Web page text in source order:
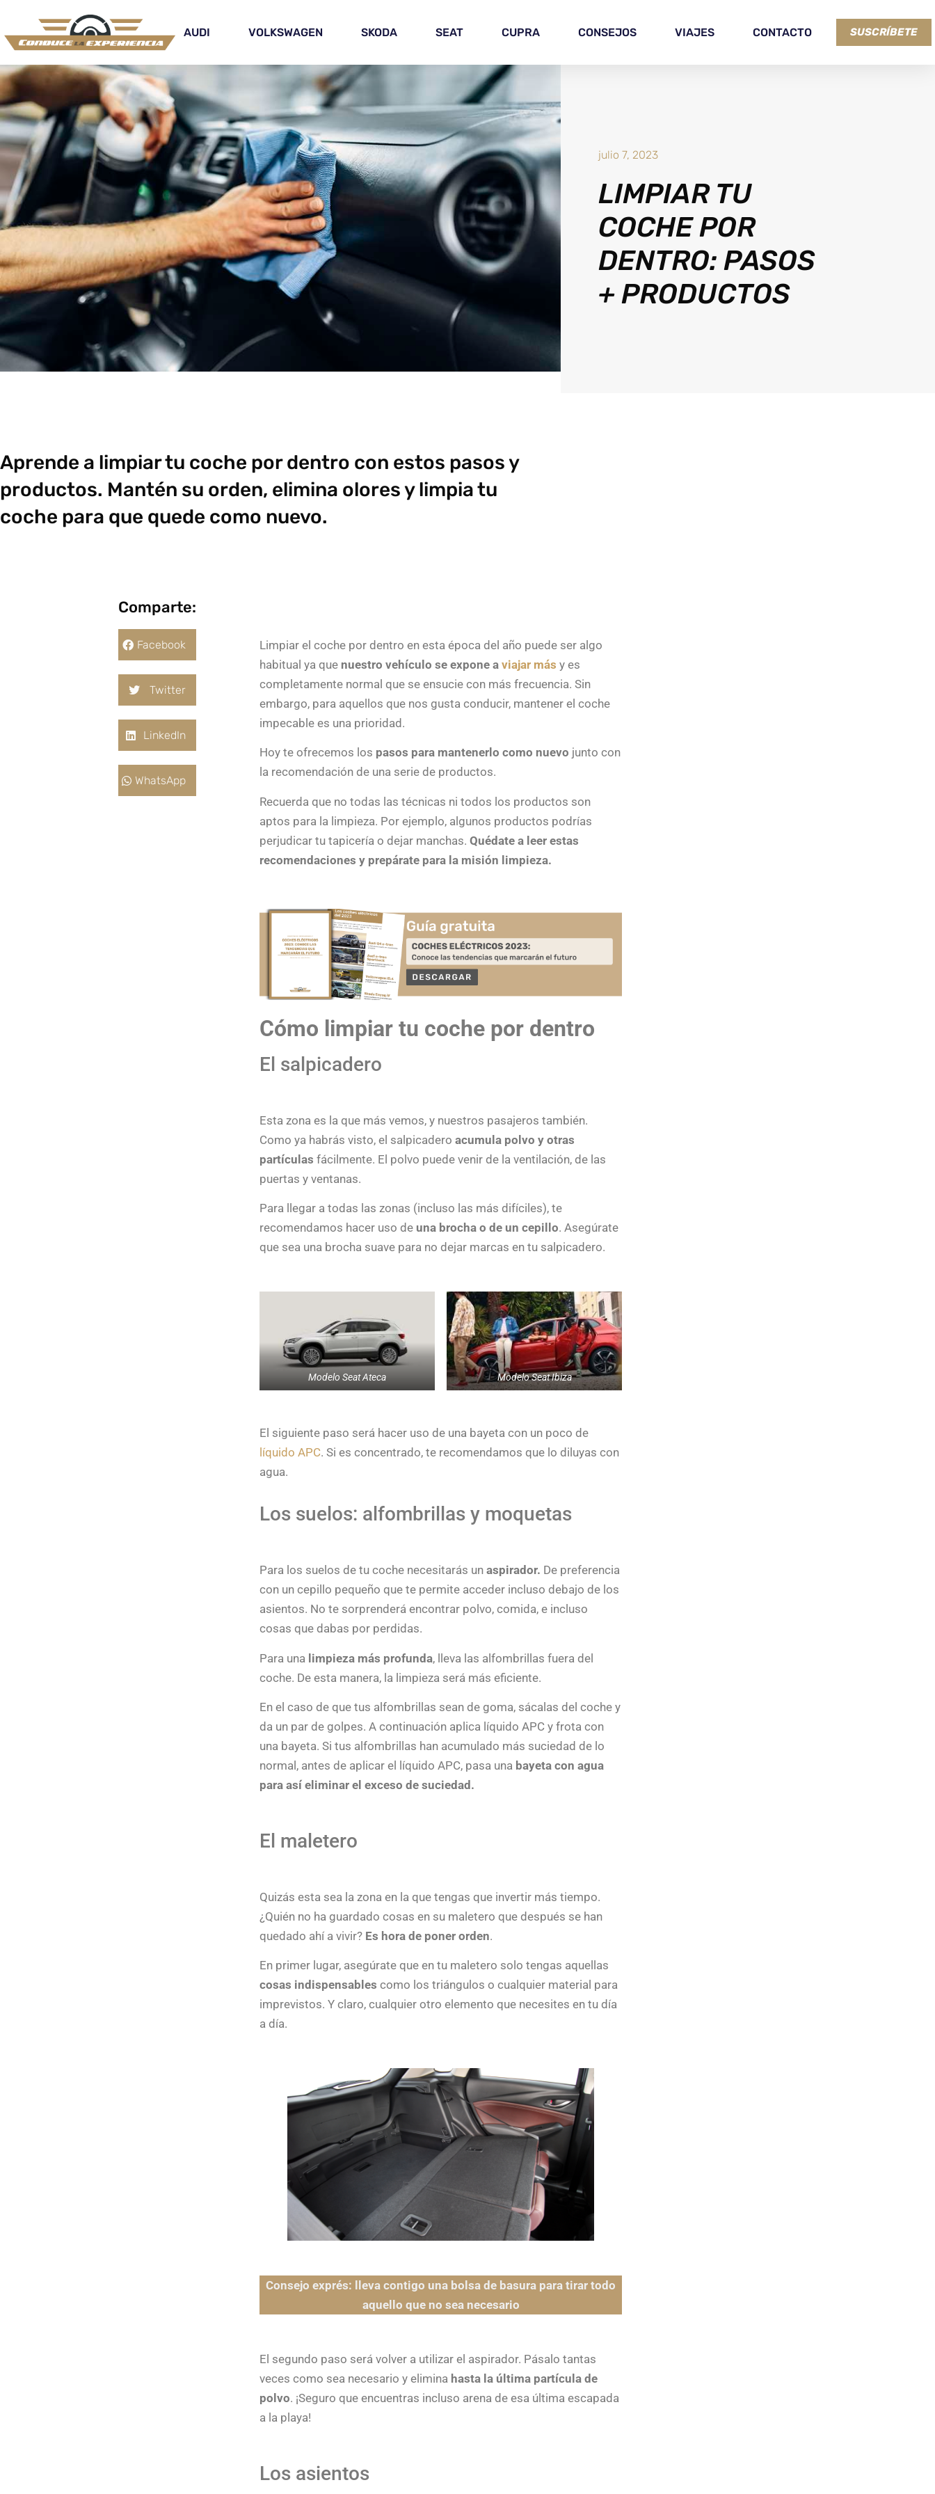
AUDI VOLKSWAGEN SKODA SEAT CUPRA CONSEJOS VIAJES CONTACTO SUSCRÍBETE
julio 7, 2023
LIMPIAR TU
COCHE POR
DENTRO: PASOS
+ PRODUCTOS
Aprende a limpiar tu coche por dentro con estos pasos y
productos. Mantén su orden, elimina olores y limpia tu
coche para que quede como nuevo.
Comparte:
Facebook
Twitter
LinkedIn
WhatsApp
Limpiar el coche por dentro en esta época del año puede ser algo
habitual ya que nuestro vehículo se expone aviajar más y es
completamente normal que se ensucie con más frecuencia. Sin
embargo, para aquellos que nos gusta conducir, mantener el coche
impecable es una prioridad.
Hoy te ofrecemos los pasos para mantenerlo como nuevo junto con
la recomendación de una serie de productos.
Recuerda que no todas las técnicas ni todos los productos son
aptos para la limpieza. Por ejemplo, algunos productos podrías
perjudicar tu tapicería o dejar manchas.Quédate a leer estas
recomendaciones y prepárate para la misión limpieza.
Cómo limpiar tu coche por dentro
El salpicadero
Esta zona es la que más vemos, y nuestros pasajeros también.
Como ya habrás visto, el salpicaderoacumula polvo y otras
partículas fácilmente. El polvo puede venir de la ventilación, de las
puertas y ventanas.
Para llegar a todas las zonas (incluso las más difíciles), te
recomendamos hacer uso de una brocha o de un cepillo. Asegúrate
que sea una brocha suave para no dejar marcas en tu salpicadero.
Modelo Seat Ateca Modelo Seat Ibiza
El siguiente paso será hacer uso de una bayeta con un poco de
líquido APC. Si es concentrado, te recomendamos que lo diluyas con
agua.
Los suelos: alfombrillas y moquetas
Para los suelos de tu coche necesitarás unaspirador. De preferencia
con un cepillo pequeño que te permite acceder incluso debajo de los
asientos. No te sorprenderá encontrar polvo, comida, e incluso
cosas que dabas por perdidas.
Para una limpieza más profunda, lleva las alfombrillas fuera del
coche. De esta manera, la limpieza será más eficiente.
En el caso de que tus alfombrillas sean de goma, sácalas del coche y
da un par de golpes. A continuación aplica líquido APC y frota con
una bayeta. Si tus alfombrillas han acumulado más suciedad de lo
normal, antes de aplicar el líquido APC, pasa una bayeta con agua
para así eliminar el exceso de suciedad.
El maletero
Quizás esta sea la zona en la que tengas que invertir más tiempo.
¿Quién no ha guardado cosas en su maletero que después se han
quedado ahí a vivir? Es hora de poner orden.
En primer lugar, asegúrate que en tu maletero solo tengas aquellas
cosas indispensablescomo los triángulos o cualquier material para
imprevistos. Y claro, cualquier otro elemento que necesites en tu día
a día.
Consejo exprés: lleva contigo una bolsa de basura para tirar todo
aquello que no sea necesario
El segundo paso será volver a utilizar el aspirador. Pásalo tantas
veces como sea necesario y elimina hasta la última partícula de
polvo. ¡Seguro que encuentras incluso arena de esa última escapada
a la playa!
Los asientos